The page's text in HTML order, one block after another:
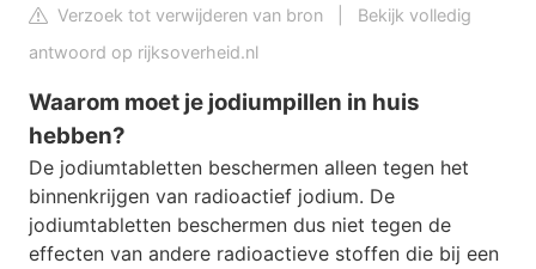
Verzoek tot verwijderen van bron
Bekijk volledig
antwoord op rijksoverheid.nl
Waarom moet je jodiumpillen in huis
hebben?
De jodiumtabletten beschermen alleen tegen het
binnenkrijgen van radioactief jodium. De
jodiumtabletten beschermen dus niet tegen de
effecten van andere radioactieve stoffen die bij een